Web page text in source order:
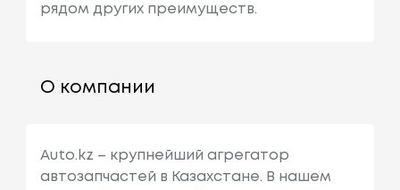
рядом других преимуществ.
О компании
Auto.kz – крупнейший агрегатор
автозапчастей в Казахстане. В нашем